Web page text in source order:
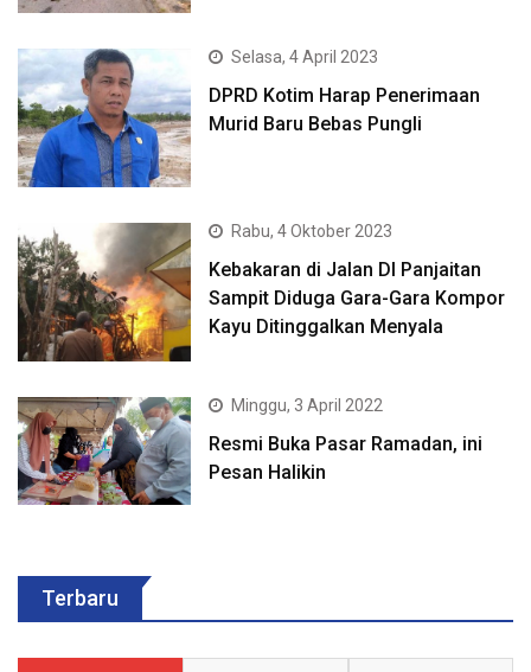
Selasa, 4 April 2023
DPRD Kotim Harap Penerimaan
Murid Baru Bebas Pungli
Rabu, 4 Oktober 2023
Kebakaran di Jalan DI Panjaitan
Sampit Diduga Gara-Gara Kompor
Kayu Ditinggalkan Menyala
Minggu, 3 April 2022
Resmi Buka Pasar Ramadan, ini
Pesan Halikin
Terbaru